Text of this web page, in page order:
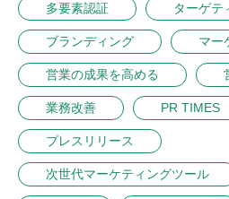
多要素認証 ターゲテ
ブランディング マー
営業の成果を高める
業務改善 PR TIMES
プレスリリース
次世代マーケティングツール